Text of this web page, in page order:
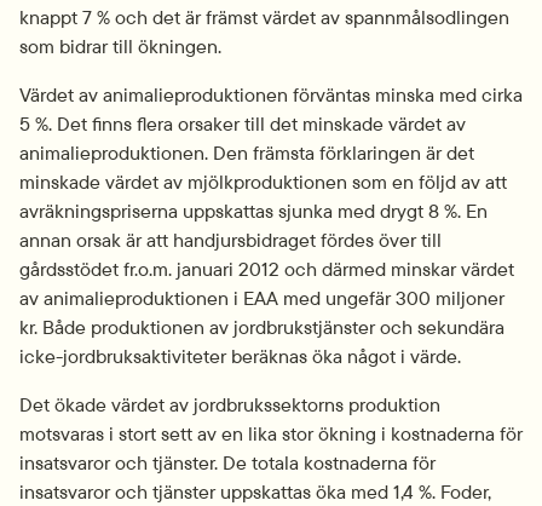
knappt 7 % och det är främst värdet av spannmålsodlingen
som bidrar till ökningen.
Värdet av animalieproduktionen förväntas minska med cirka
5 %. Det finns flera orsaker till det minskade värdet av
animalieproduktionen. Den främsta förklaringen är det
minskade värdet av mjölkproduktionen som en följd av att
avräkningspriserna uppskattas sjunka med drygt 8 %. En
annan orsak är att handjursbidraget fördes över till
gårdsstödet fr.o.m. januari 2012 och därmed minskar värdet
av animalieproduktionen i EAA med ungefär 300 miljoner
kr. Både produktionen av jordbrukstjänster och sekundära
icke-jordbruksaktiviteter beräknas öka något i värde.
Det ökade värdet av jordbrukssektorns produktion
motsvaras i stort sett av en lika stor ökning i kostnaderna för
insatsvaror och tjänster. De totala kostnaderna för
insatsvaror och tjänster uppskattas öka med 1,4 %. Foder,